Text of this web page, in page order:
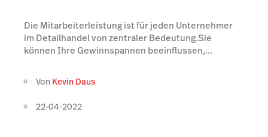
Die Mitarbeiterleistung ist für jeden Unternehmer
im Detailhandel von zentraler Bedeutung.Sie
können Ihre Gewinnspannen beeinflussen,...
Von Kevin Daus
22-04-2022